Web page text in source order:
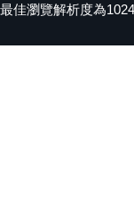
桐
祭
最佳瀏覽解析度為